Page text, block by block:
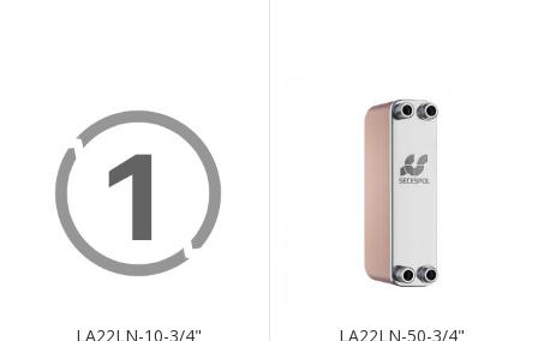
LA22LN-10-3/4" LA22LN-50-3/4"